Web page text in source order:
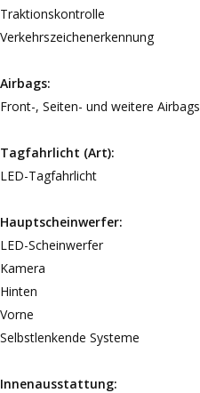
Traktionskontrolle
Verkehrszeichenerkennung
Airbags:
Front-, Seiten- und weitere Airbags
Tagfahrlicht (Art):
LED-Tagfahrlicht
Hauptscheinwerfer:
LED-Scheinwerfer
Kamera
Hinten
Vorne
Selbstlenkende Systeme
Innenausstattung: